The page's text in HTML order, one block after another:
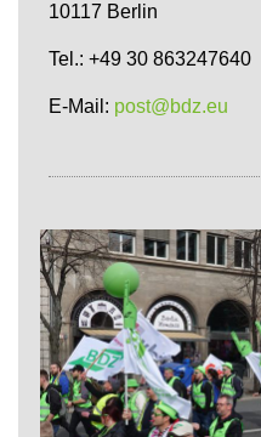
10117 Berlin
Tel.: +49 30 863247640
E-Mail: post@bdz.eu